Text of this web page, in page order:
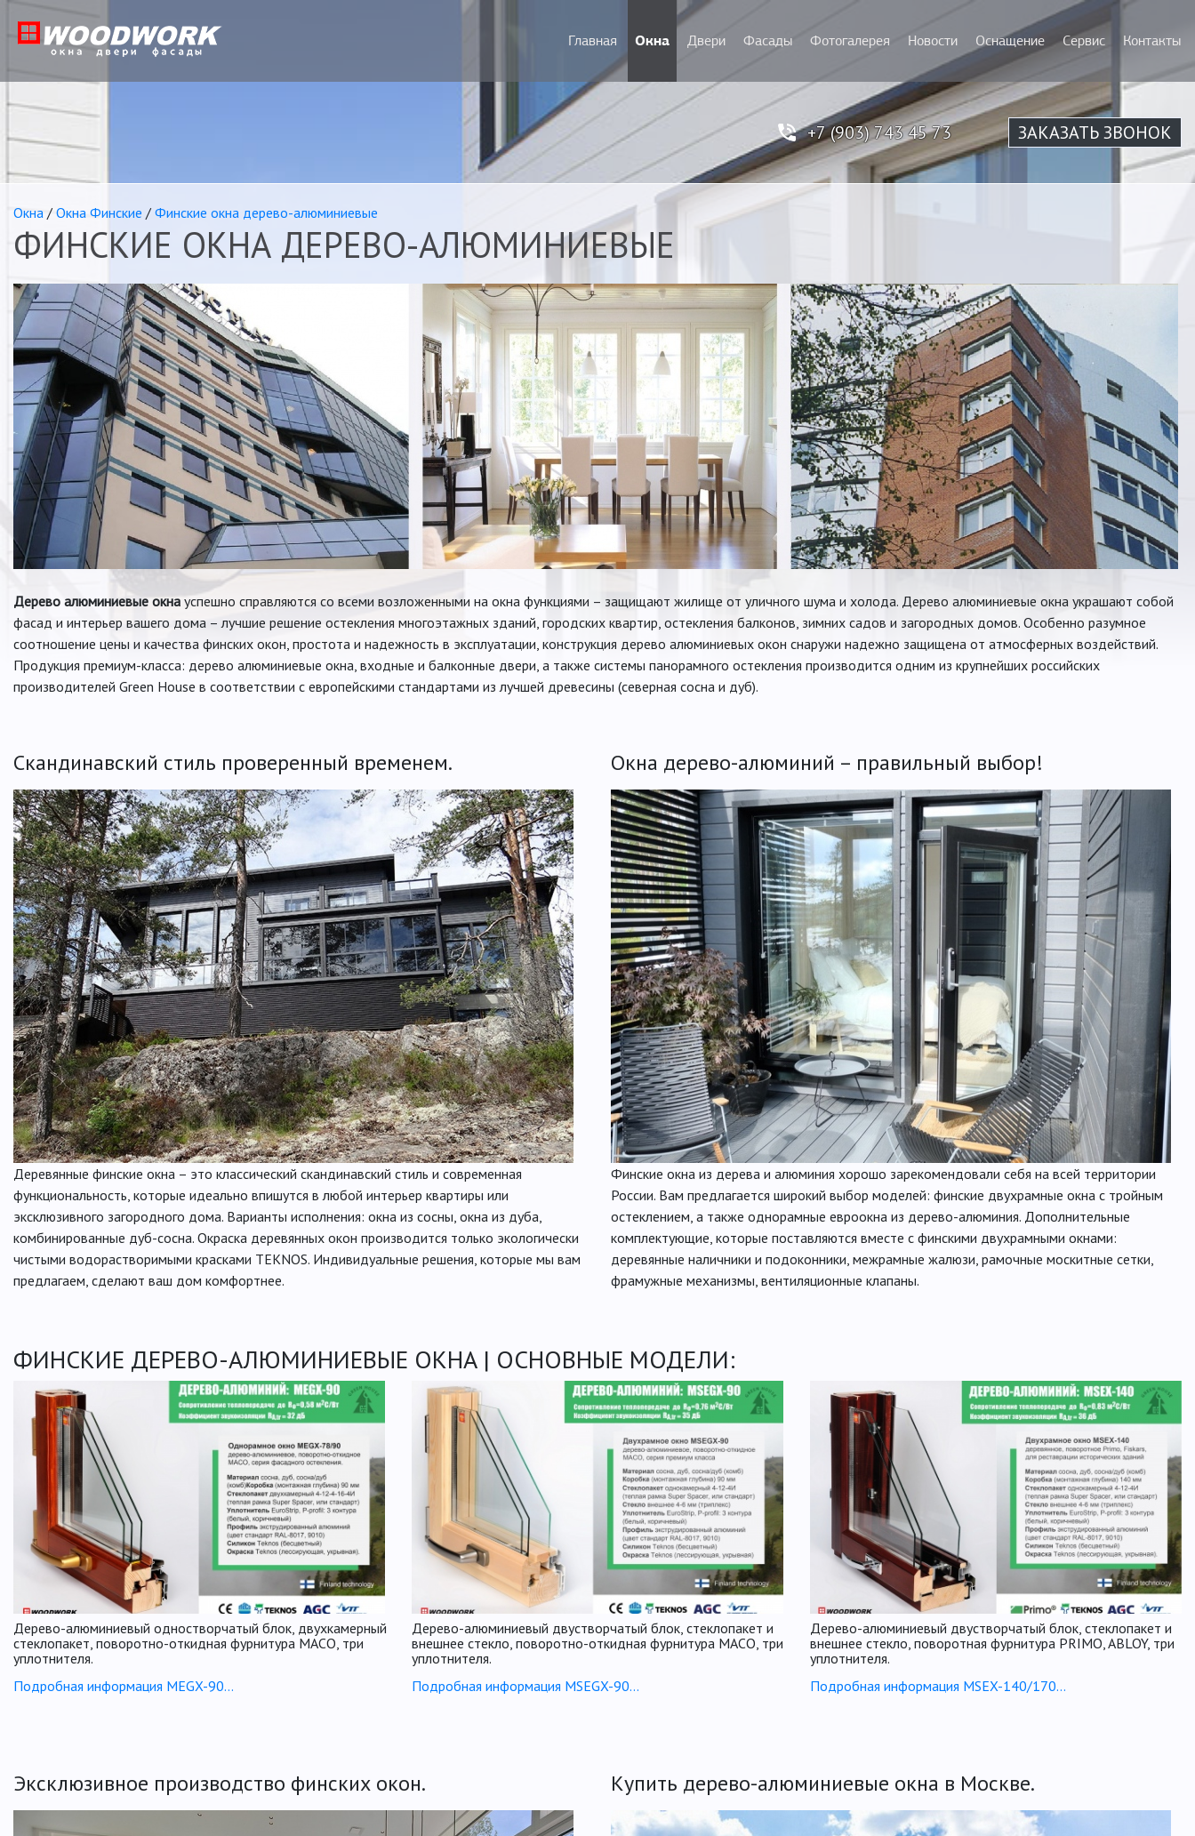
Главная Окна Двери Фасады Фотогалерея Новости Оснащение Сервис Контакты
+7 (903) 743 45 73 ЗАКАЗАТЬ ЗВОНОК
Окна / Окна Финcкие / Финские окна дерево-алюминиевые
ФИНСКИЕ ОКНА ДЕРЕВО-АЛЮМИНИЕВЫЕ
Дерево алюминиевые окна успешно справляются со всеми возложенными на окна функциями – защищают жилище от уличного шума и холода. Дерево алюминиевые окна украшают собой
фасад и интерьер вашего дома – лучшие решение остекления многоэтажных зданий, городских квартир, остекления балконов, зимних садов и загородных домов. Особенно разумное
соотношение цены и качества финских окон, простота и надежность в эксплуатации, конструкция дерево алюминиевых окон снаружи надежно защищена от атмосферных воздействий.
Продукция премиум-класса: дерево алюминиевые окна, входные и балконные двери, а также системы панорамного остекления производится одним из крупнейших российских
производителей Green House в соответствии с европейскими стандартами из лучшей древесины (северная сосна и дуб).
Скандинавский cтиль проверенный временем.
Деревянные финские окна – это классический скандинавский стиль и современная
функциональность, которые идеально впишутся в любой интерьер квартиры или
эксклюзивного загородного дома. Варианты исполнения: окна из сосны, окна из дуба,
комбинированные дуб-сосна. Окраска деревянных окон производится только экологически
чистыми водорастворимыми красками TEKNOS. Индивидуальные решения, которые мы вам
предлагаем, сделают ваш дом комфортнее.
Окна дерево-алюминий – правильный выбор!
Финские окна из дерева и алюминия хорошо зарекомендовали себя на всей территории
России. Вам предлагается широкий выбор моделей: финские двухрамные окна с тройным
остеклением, а также однорамные евроокна из дерево-алюминия. Дополнительные
комплектующие, которые поставляются вместе с финскими двухрамными окнами:
деревянные наличники и подоконники, межрамные жалюзи, рамочные москитные сетки,
фрамужные механизмы, вентиляционные клапаны.
ФИНСКИЕ ДЕРЕВО-АЛЮМИНИЕВЫЕ ОКНА | ОСНОВНЫЕ МОДЕЛИ:
Дерево-алюминиевый одностворчатый блок, двухкамерный
стеклопакет, поворотно-откидная фурнитура МАСО, три
уплотнителя.
Подробная информация MEGX-90...
Дерево-алюминиевый двустворчатый блок, стеклопакет и
внешнее стекло, поворотно-откидная фурнитура МАСО, три
уплотнителя.
Подробная информация MSEGX-90...
Дерево-алюминиевый двустворчатый блок, стеклопакет и
внешнее стекло, поворотная фурнитура PRIMO, ABLOY, три
уплотнителя.
Подробная информация MSEX-140/170...
Эксклюзивное производство финских окон. Купить дерево-алюминиевые окна в Москве.